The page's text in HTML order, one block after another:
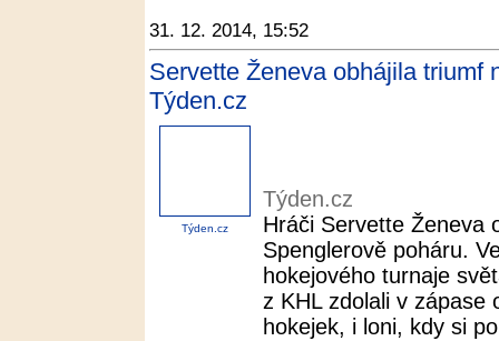
31. 12. 2014, 15:52
Servette Ženeva obhájila triumf
Týden.cz
Týden.cz
Týden.cz
Hráči Servette Ženeva
Spenglerově poháru.
hokejového turnaje
z KHL zdolali v
hokejek, i loni, kdy si